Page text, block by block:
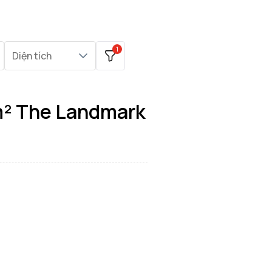
Diện tích
1
The Landmark